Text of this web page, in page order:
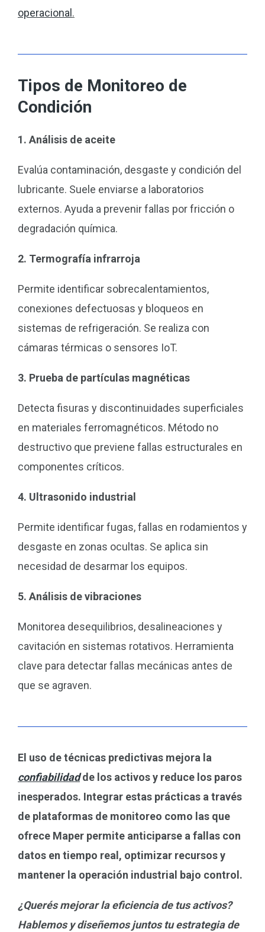
operacional.
Tipos de Monitoreo de
Condición
1. Análisis de aceite
Evalúa contaminación, desgaste y condición del
lubricante. Suele enviarse a laboratorios
externos. Ayuda a prevenir fallas por fricción o
degradación química.
2. Termografía infrarroja
Permite identificar sobrecalentamientos,
conexiones defectuosas y bloqueos en
sistemas de refrigeración. Se realiza con
cámaras térmicas o sensores IoT.
3. Prueba de partículas magnéticas
Detecta fisuras y discontinuidades superficiales
en materiales ferromagnéticos. Método no
destructivo que previene fallas estructurales en
componentes críticos.
4. Ultrasonido industrial
Permite identificar fugas, fallas en rodamientos y
desgaste en zonas ocultas. Se aplica sin
necesidad de desarmar los equipos.
5. Análisis de vibraciones
Monitorea desequilibrios, desalineaciones y
cavitación en sistemas rotativos. Herramienta
clave para detectar fallas mecánicas antes de
que se agraven.
El uso de técnicas predictivas mejora la
confiabilidadde los activos y reduce los paros
inesperados. Integrar estas prácticas a través
de plataformas de monitoreo como las que
ofrece Maper permite anticiparse a fallas con
datos en tiempo real, optimizar recursos y
mantener la operación industrial bajo control.
¿Querés mejorar la eficiencia de tus activos?
Hablemos y diseñemos juntos tu estrategia de